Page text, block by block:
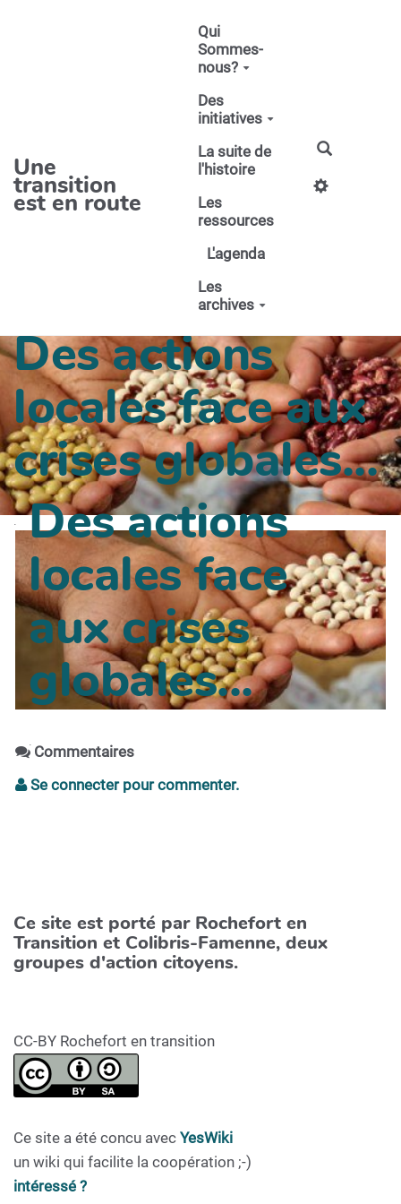
Une
transition
est en route
Qui
Sommes-
nous?
Des
initiatives
La suite de
l'histoire
Les
ressources
L'agenda
Les
archives
Des actions
locales face aux
crises globales...
. Des actions
locales face
aux crises
globales...
.
Commentaires
Se connecter pour commenter.
Ce site est porté par Rochefort en
Transition et Colibris-Famenne, deux
groupes d'action citoyens.
CC-BY Rochefort en transition
Ce site a été concu avec YesWiki
un wiki qui facilite la coopération ;-)
intéressé ?